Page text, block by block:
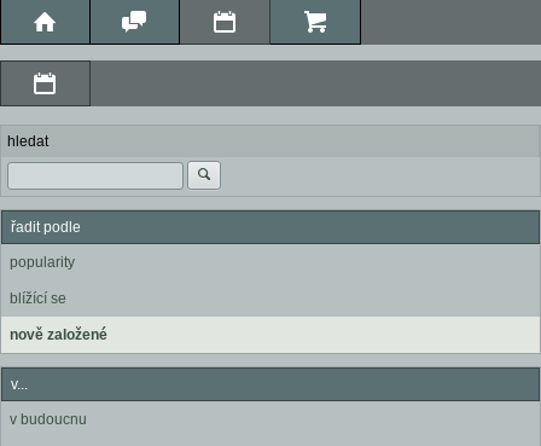
hledat
řadit podle
popularity
blížící se
nově založené
v...
v budoucnu